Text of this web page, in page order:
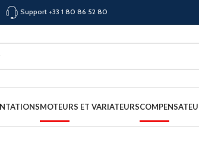
Support +33 1 80 86 52 80
MOTEURS ET VARIATEURS